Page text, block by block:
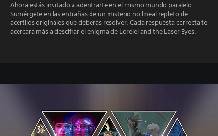
Ahora estás invitado a adentrarte en el mismo mundo paralelo.
Sumérgete en las entrañas de un misterio no lineal repleto de
acertijos originales que deberás resolver. Cada respuesta correcta te
acercará más a descifrar el enigma de Lorelei and the Laser Eyes.